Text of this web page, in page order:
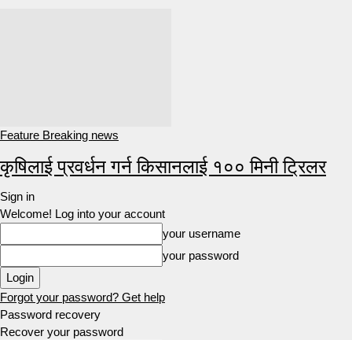
Feature Breaking news
कृषिलाई प्रवर्धन गर्न किसानलाई १०० मिनी ट्रिलर
Sign in
Welcome! Log into your account
your username
your password
Forgot your password? Get help
Password recovery
Recover your password